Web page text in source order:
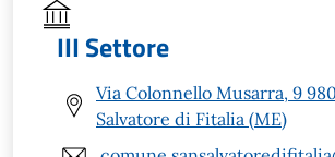
III Settore
Via Colonnello Musarra, 9
Salvatore di Fitalia (ME)